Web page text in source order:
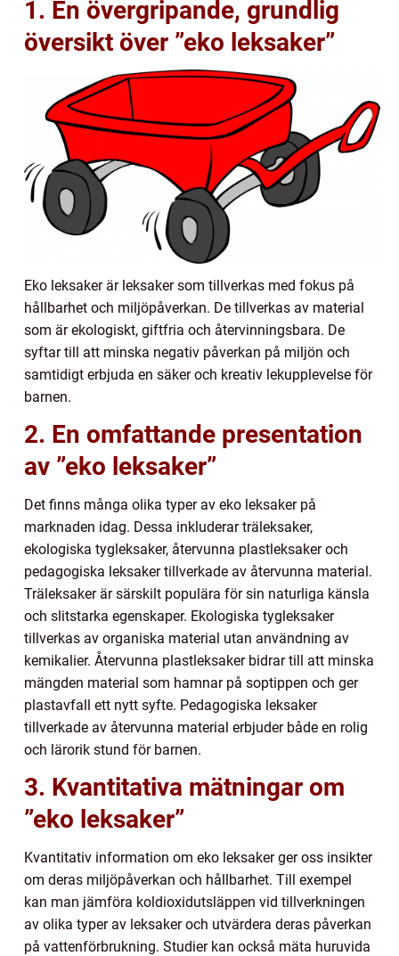
1. En övergripande, grundlig
översikt över ”eko leksaker”
Eko leksaker är leksaker som tillverkas med fokus på
hållbarhet och miljöpåverkan. De tillverkas av material
som är ekologiskt, giftfria och återvinningsbara. De
syftar till att minska negativ påverkan på miljön och
samtidigt erbjuda en säker och kreativ lekupplevelse för
barnen.
2. En omfattande presentation
av ”eko leksaker”
Det finns många olika typer av eko leksaker på
marknaden idag. Dessa inkluderar träleksaker,
ekologiska tygleksaker, återvunna plastleksaker och
pedagogiska leksaker tillverkade av återvunna material.
Träleksaker är särskilt populära för sin naturliga känsla
och slitstarka egenskaper. Ekologiska tygleksaker
tillverkas av organiska material utan användning av
kemikalier. Återvunna plastleksaker bidrar till att minska
mängden material som hamnar på soptippen och ger
plastavfall ett nytt syfte. Pedagogiska leksaker
tillverkade av återvunna material erbjuder både en rolig
och lärorik stund för barnen.
3. Kvantitativa mätningar om
”eko leksaker”
Kvantitativ information om eko leksaker ger oss insikter
om deras miljöpåverkan och hållbarhet. Till exempel
kan man jämföra koldioxidutsläppen vid tillverkningen
av olika typer av leksaker och utvärdera deras påverkan
på vattenförbrukning. Studier kan också mäta huruvida